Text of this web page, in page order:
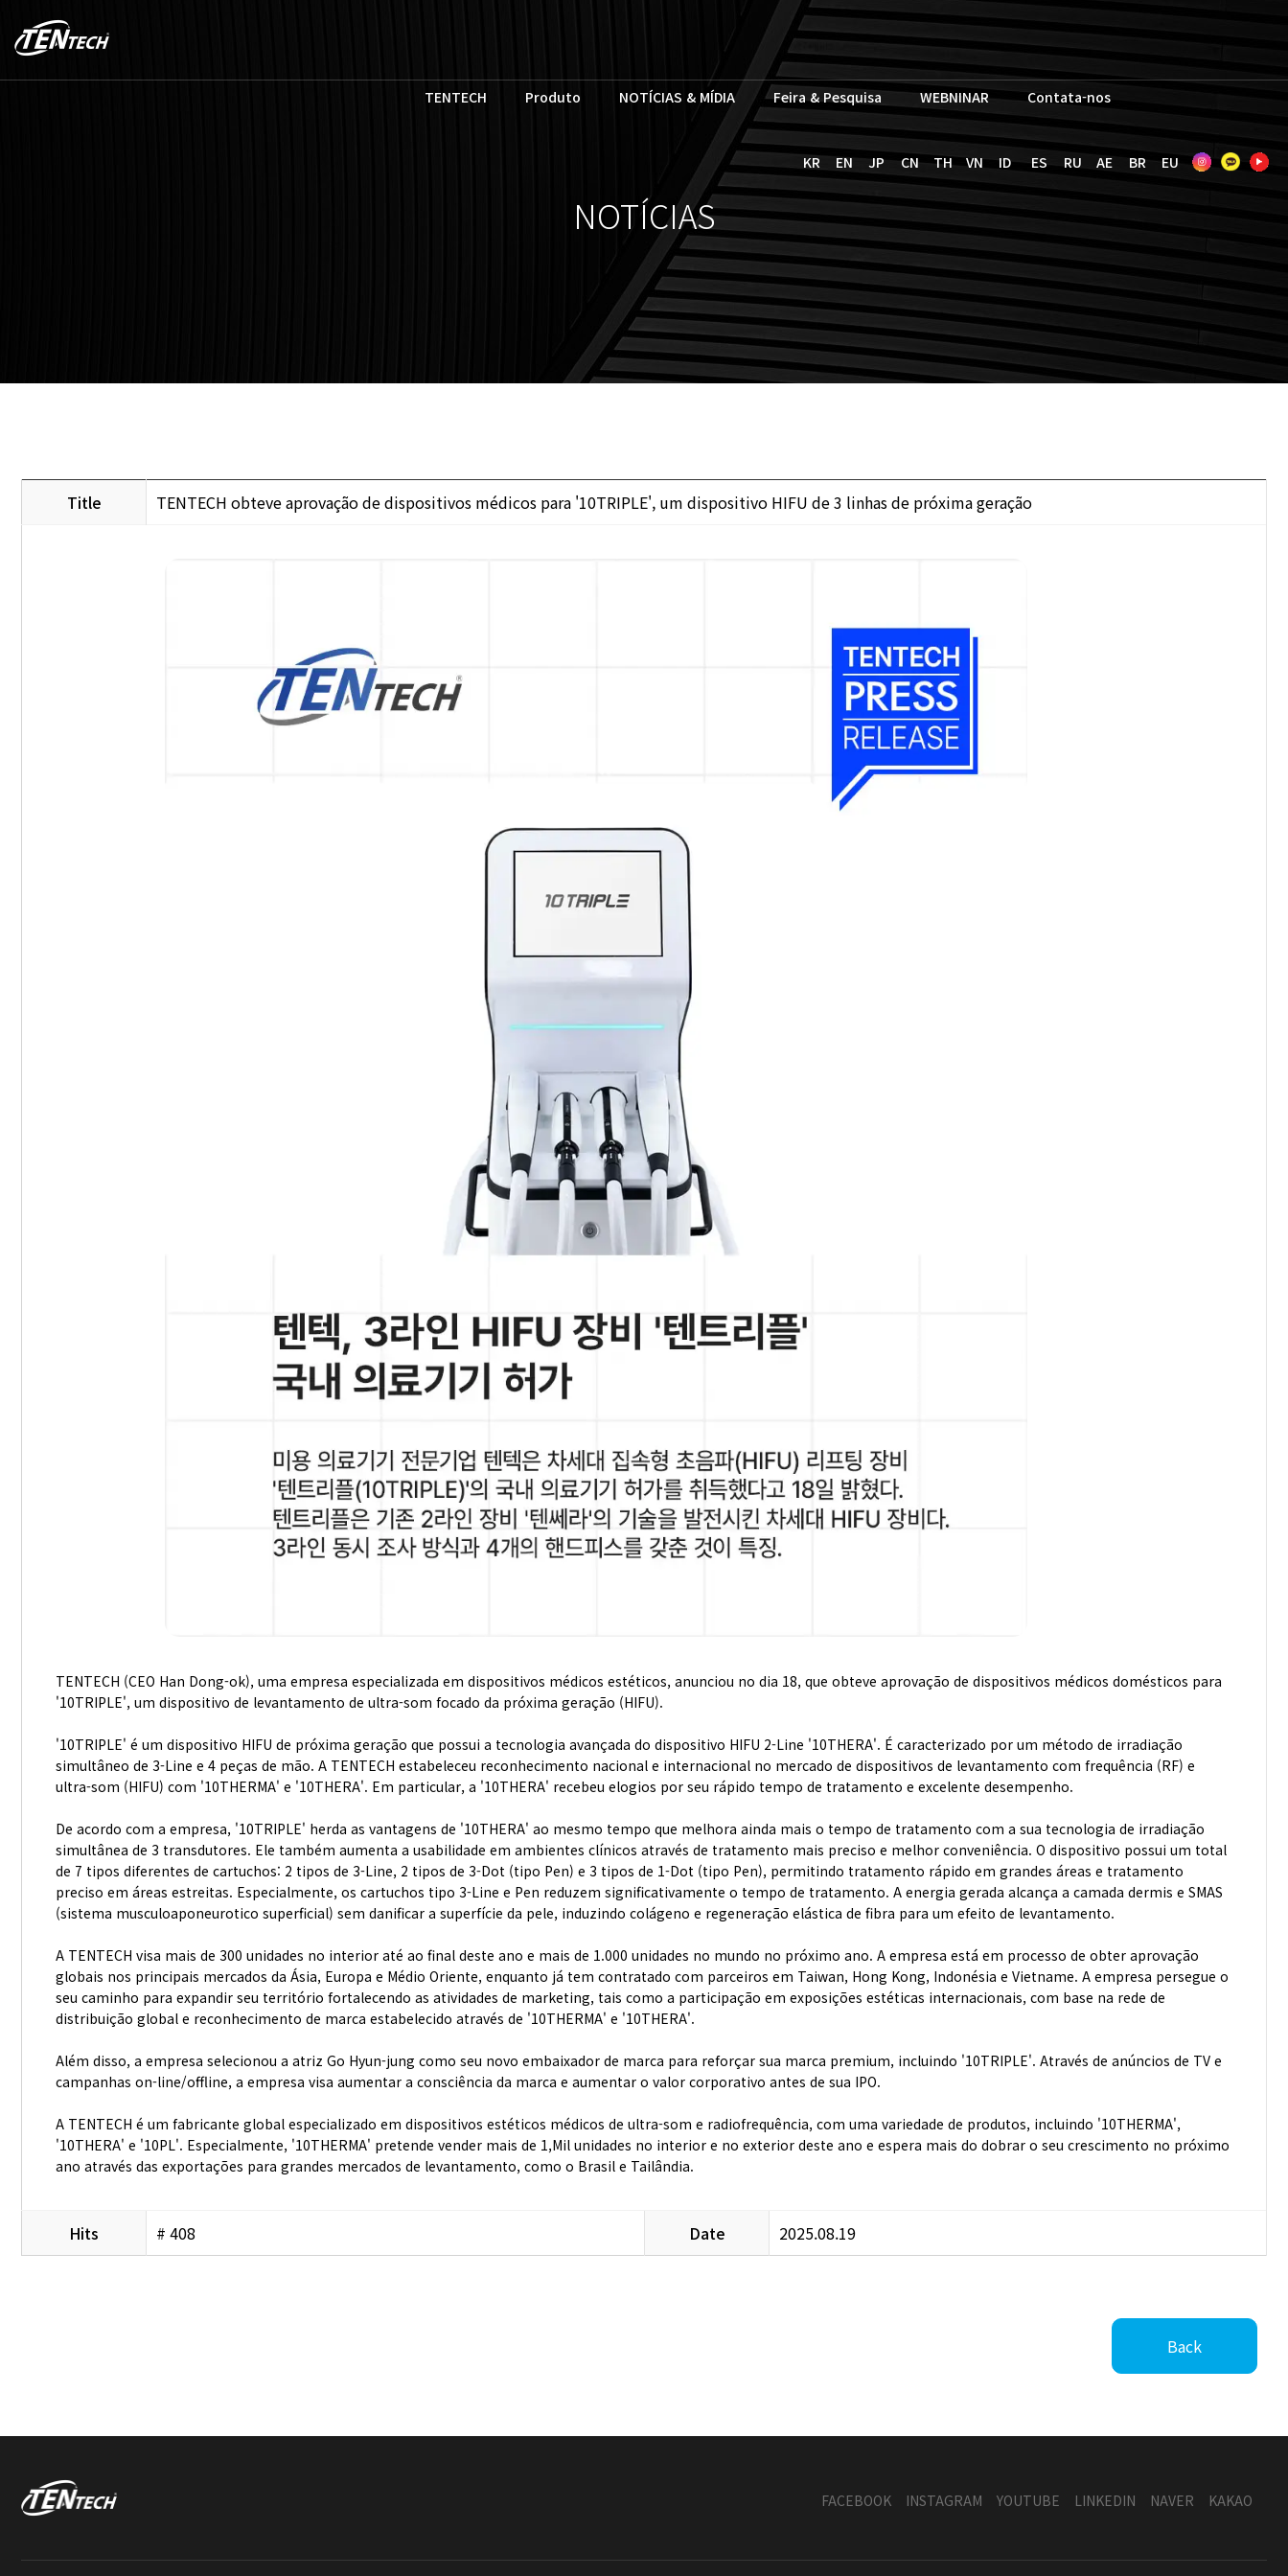
TENTECH Produto NOTÍCIAS & MÍDIA Feira & Pesquisa WEBNINAR Contata-nos
KR EN JP CN TH VN ID ES RU AE BR EU
NOTÍCIAS
Title TENTECH obteve aprovação de dispositivos médicos para '10TRIPLE', um dispositivo HIFU de 3 linhas de próxima geração
TENTECH (CEO Han Dong-ok), uma empresa especializada em dispositivos médicos estéticos, anunciou no dia 18, que obteve aprovação de dispositivos médicos domésticos para
'10TRIPLE', um dispositivo de levantamento de ultra-som focado da próxima geração (HIFU).
'10TRIPLE' é um dispositivo HIFU de próxima geração que possui a tecnologia avançada do dispositivo HIFU 2-Line '10THERA'. É caracterizado por um método de irradiação
simultâneo de 3-Line e 4 peças de mão. A TENTECH estabeleceu reconhecimento nacional e internacional no mercado de dispositivos de levantamento com frequência (RF) e
ultra-som (HIFU) com '10THERMA' e '10THERA'. Em particular, a '10THERA' recebeu elogios por seu rápido tempo de tratamento e excelente desempenho.
De acordo com a empresa, '10TRIPLE' herda as vantagens de '10THERA' ao mesmo tempo que melhora ainda mais o tempo de tratamento com a sua tecnologia de irradiação
simultânea de 3 transdutores. Ele também aumenta a usabilidade em ambientes clínicos através de tratamento mais preciso e melhor conveniência. O dispositivo possui um total
de 7 tipos diferentes de cartuchos: 2 tipos de 3-Line, 2 tipos de 3-Dot (tipo Pen) e 3 tipos de 1-Dot (tipo Pen), permitindo tratamento rápido em grandes áreas e tratamento
preciso em áreas estreitas. Especialmente, os cartuchos tipo 3-Line e Pen reduzem significativamente o tempo de tratamento. A energia gerada alcança a camada dermis e SMAS
(sistema musculoaponeurotico superficial) sem danificar a superfície da pele, induzindo colágeno e regeneração elástica de fibra para um efeito de levantamento.
A TENTECH visa mais de 300 unidades no interior até ao final deste ano e mais de 1.000 unidades no mundo no próximo ano. A empresa está em processo de obter aprovação
globais nos principais mercados da Ásia, Europa e Médio Oriente, enquanto já tem contratado com parceiros em Taiwan, Hong Kong, Indonésia e Vietname. A empresa persegue o
seu caminho para expandir seu território fortalecendo as atividades de marketing, tais como a participação em exposições estéticas internacionais, com base na rede de
distribuição global e reconhecimento de marca estabelecido através de '10THERMA' e '10THERA'.
Além disso, a empresa selecionou a atriz Go Hyun-jung como seu novo embaixador de marca para reforçar sua marca premium, incluindo '10TRIPLE'. Através de anúncios de TV e
campanhas on-line/offline, a empresa visa aumentar a consciência da marca e aumentar o valor corporativo antes de sua IPO.
A TENTECH é um fabricante global especializado em dispositivos estéticos médicos de ultra-som e radiofrequência, com uma variedade de produtos, incluindo '10THERMA',
'10THERA' e '10PL'. Especialmente, '10THERMA' pretende vender mais de 1,Mil unidades no interior e no exterior deste ano e espera mais do dobrar o seu crescimento no próximo
ano através das exportações para grandes mercados de levantamento, como o Brasil e Tailândia.
Hits # 408 Date 2025.08.19
Back
FACEBOOK INSTAGRAM YOUTUBE LINKEDIN NAVER KAKAO